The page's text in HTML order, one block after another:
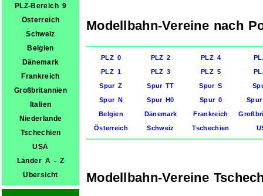
PLZ-Bereich 9
Österreich
Schweiz
Belgien
Dänemark
Frankreich
Großbritannien
Italien
Niederlande
Tschechien
USA
Länder A - Z
Übersicht
Modellbahn-Vereine nach
PLZ 0
PLZ 1
Spur Z
Spur N
Belgien
Österreich
PLZ 2
PLZ 3
Spur TT
Spur H0
Dänemark
Schweiz
PLZ 4
PLZ 5
Spur S
Spur 0
Frankreich
Tschechien
Modellbahn-Vereine